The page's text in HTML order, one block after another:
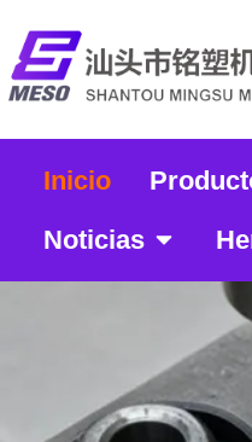
Inicio
Noticias